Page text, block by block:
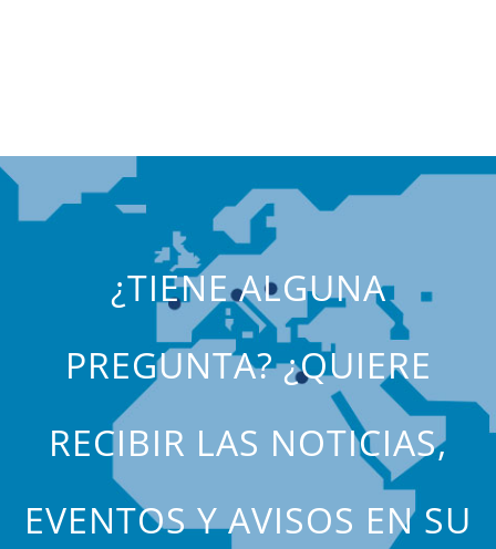
¿TIENE ALGUNA
PREGUNTA? ¿QUIERE
RECIBIR LAS NOTICIAS,
EVENTOS Y AVISOS EN SU